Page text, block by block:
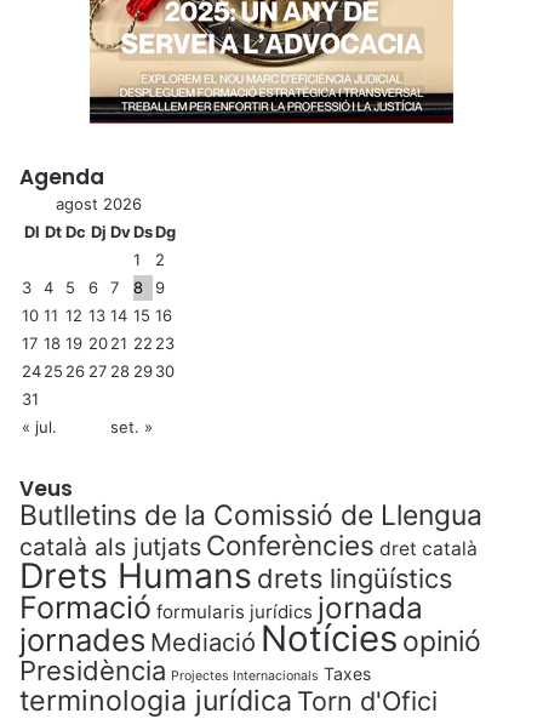
Agenda
agost 2026
Dl DtDc Dj DvDsDg
1
2
3
4 5 6 7 8
9
10 11 12 13 14 15 16
17 18 19 2021 22 23
2425 26 27 28 2930
31
« jul.
set. »
Veus
Butlletins de la Comissió de Llengua
català als jutjats Conferències dret català
Drets Humans drets lingüístics
Formació formularis jurídics jornada
jornades Mediació Notícies opinió
Presidència Projectes Internacionals Taxes
terminologia jurídica Torn d'Ofici